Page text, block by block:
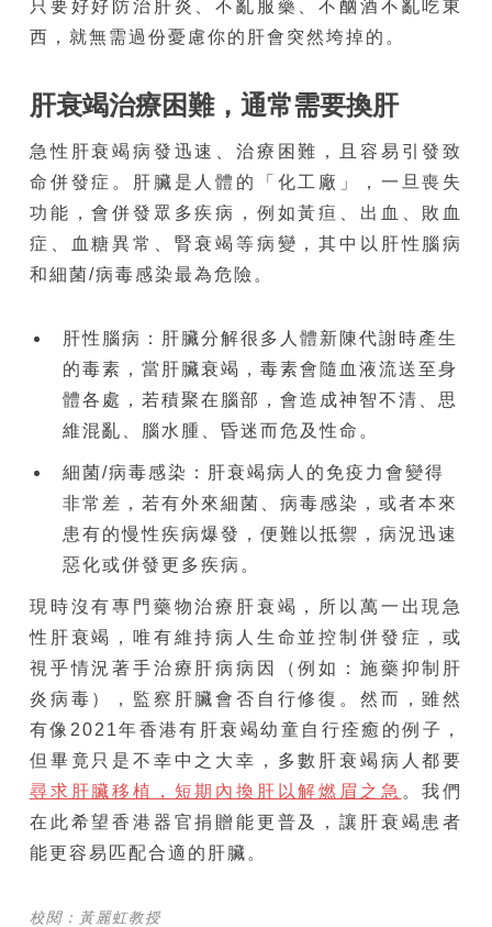
只要好好防治肝炎、不亂服藥、不酗酒不亂吃東
西，就無需過份憂慮你的肝會突然垮掉的。
肝衰竭治療困難，通常需要換肝
急性肝衰竭病發迅速、治療困難，且容易引發致
命併發症。肝臟是人體的「化工廠」，一旦喪失
功能，會併發眾多疾病，例如黃疸、出血、敗血
症、血糖異常、腎衰竭等病變，其中以肝性腦病
和細菌/病毒感染最為危險。
肝性腦病：肝臟分解很多人體新陳代謝時產生
的毒素，當肝臟衰竭，毒素會隨血液流送至身
體各處，若積聚在腦部，會造成神智不清、思
維混亂、腦水腫、昏迷而危及性命。
細菌/病毒感染：肝衰竭病人的免疫力會變得
非常差，若有外來細菌、病毒感染，或者本來
患有的慢性疾病爆發，便難以抵禦，病況迅速
惡化或併發更多疾病。
現時沒有專門藥物治療肝衰竭，所以萬一出現急
性肝衰竭，唯有維持病人生命並控制併發症，或
視乎情況著手治療肝病病因（例如：施藥抑制肝
炎病毒），監察肝臟會否自行修復。然而，雖然
有像2021年香港有肝衰竭幼童自行痊癒的例子，
但畢竟只是不幸中之大幸，多數肝衰竭病人都要
尋求肝臟移植，短期內換肝以解燃眉之急 。我們
在此希望香港器官捐贈能更普及，讓肝衰竭患者
能更容易匹配合適的肝臟。
校閱：黃麗虹教授